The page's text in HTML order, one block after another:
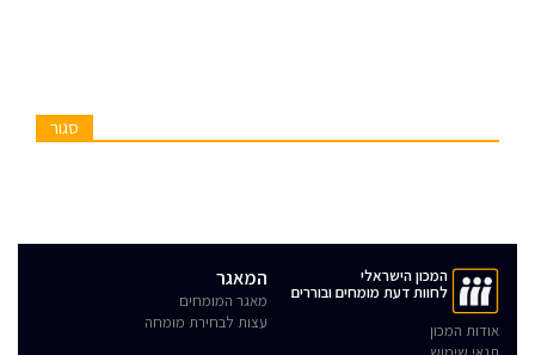
סגור
המכון הישראלי
לחוות דעת מומחים ובוררים
אודות המכון
המאגר
מאגר המומחים
עצות לבחירת מומחה